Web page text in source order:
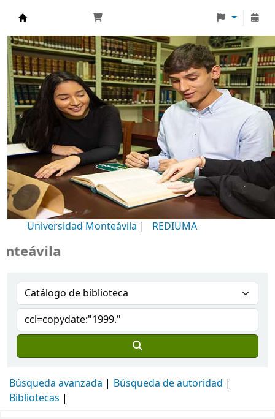
Biblioteca Universidad Monteávila
Universidad Monteávila | REDIUMA
Búsqueda avanzada
Búsqueda de autoridad
Bibliotecas